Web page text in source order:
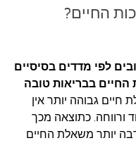
החיים?
לפי מדדים בסיסיים
החיים בבריאות טובה
חיים גבוהה יותר אין
ורווחה. כתוצאה מכך
יותר משאלת החיים